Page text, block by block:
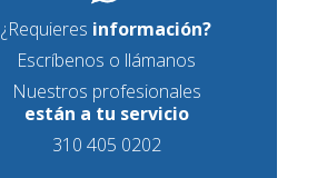
¿Requieres información?
Escríbenos o llámanos
Nuestros profesionales
están a tu servicio
310 405 0202